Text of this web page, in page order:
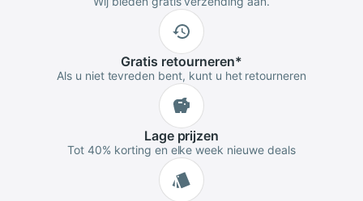
Gratis retourneren*
Als u niet tevreden bent, kunt u het retourneren
Lageprijzen
Tot 40% korting en elke week nieuwe deals